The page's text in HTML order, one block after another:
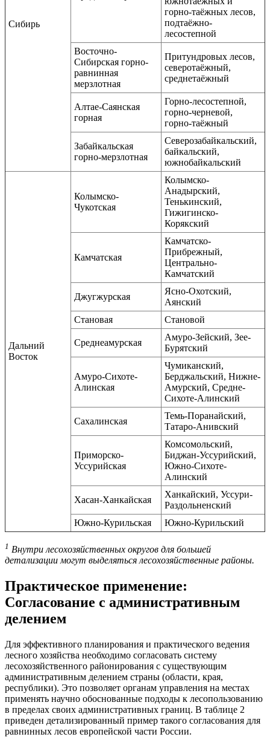
Сибирь
горно-таёжных лесов,
подтаёжно-
лесостепной
Восточно-
Сибирская горно-
равнинная
мерзлотная
Притундровых лесов,
северотаёжный,
среднетаёжный
Алтае-Саянская
горная
Горно-лесостепной,
горно-черневой,
горно-таёжный
Забайкальская
горно-мерзлотная
Северозабайкальский,
байкальский,
южнобайкальский
Дальний
Восток
Колымско-
Чукотская
Колымско-
Анадырский,
Тенькинский,
Гижигинско-
Корякский
Камчатская
Камчатско-
Прибрежный,
Центрально-
Камчатский
Джугжурская
Ясно-Охотский,
Аянский
Становая
Становой
Среднеамурская
Амуро-Зейский, Зее-
Бурятский
Амуро-Сихоте-
Алинская
Чумиканский,
Берджальский, Нижне-
Амурский, Средне-
Сихоте-Алинский
Сахалинская
Темь-Поранайский,
Татаро-Анивский
Приморско-
Уссурийская
Комсомольский,
Биджан-Уссурийский,
Южно-Сихоте-
Алинский
Хасан-Ханкайская
Ханкайский, Уссури-
Раздольненский
Южно-Курильская
Южно-Курильский
1 Внутри лесохозяйственных округов для большей
детализации могут выделяться лесохозяйственные районы.
Практическое применение:
Согласование с административным
делением
Для эффективного планирования и практического ведения
лесного хозяйства необходимо согласовать систему
лесохозяйственного районирования с существующим
административным делением страны (области, края,
республики). Это позволяет органам управления на местах
применять научно обоснованные подходы к лесопользованию
в пределах своих административных границ. В таблице 2
приведен детализированный пример такого согласования для
равнинных лесов европейской части России.